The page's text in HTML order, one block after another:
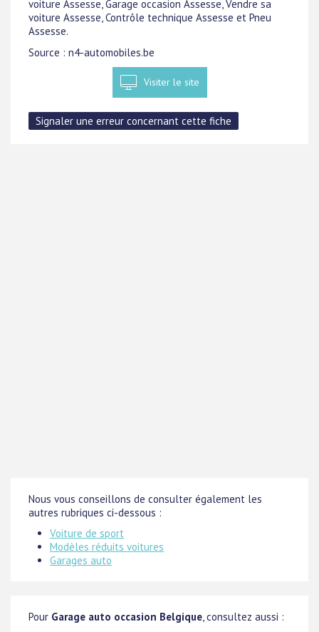
voiture Assesse, Garage occasion Assesse, Vendre sa
voiture Assesse, Contrôle technique Assesse et Pneu
Assesse.
Source : n4-automobiles.be
Visiter le site
Nous vous conseillons de consulter également les
autres rubriques ci-dessous :
Voiture de sport
Modèles réduits voitures
Garages auto
Pour Garage auto occasion Belgique, consultez aussi :